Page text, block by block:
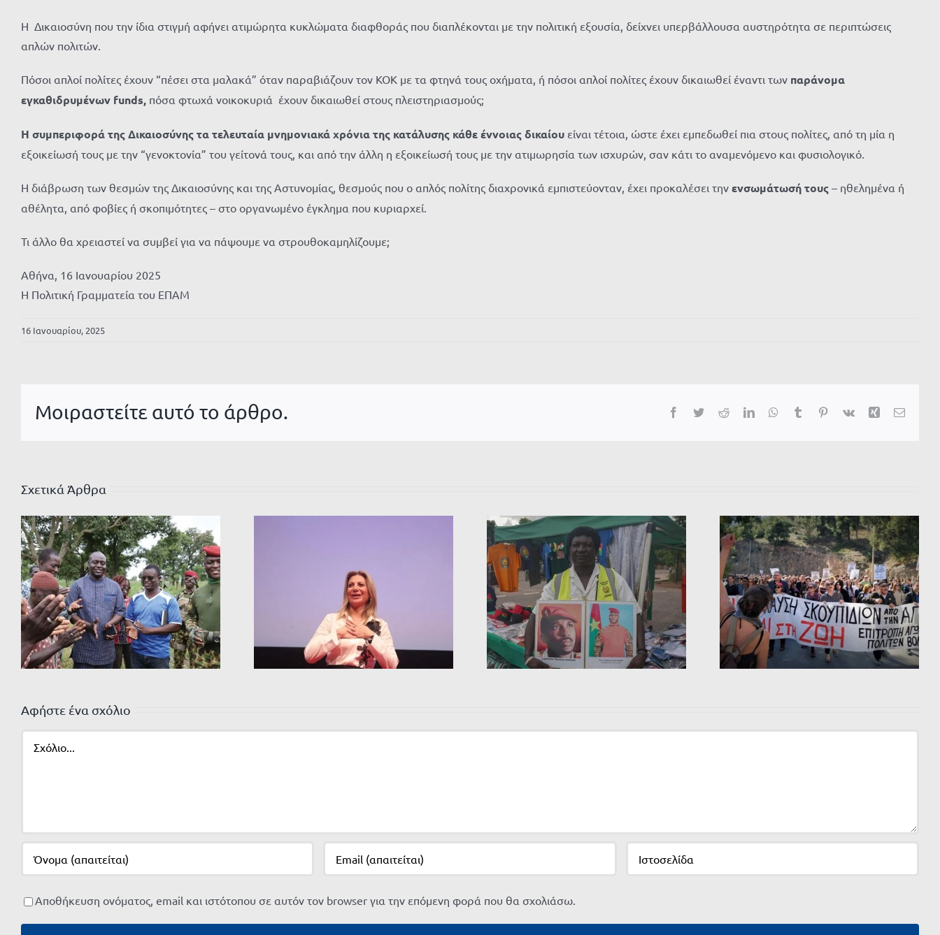
Η Δικαιοσύνη που την ίδια στιγμή αφήνει ατιμώρητα κυκλώματα διαφθοράς που διαπλέκονται με την πολιτική εξουσία, δείχνει υπερβάλλουσα αυστηρότητα σε περιπτώσεις
απλών πολιτών.
Πόσοι απλοί πολίτες έχουν “πέσει στα μαλακά” όταν παραβιάζουν τον ΚΟΚ με τα φτηνά τους οχήματα, ή πόσοι απλοί πολίτες έχουν δικαιωθεί έναντι των παράνομα
εγκαθιδρυμένων funds, πόσα φτωχά νοικoκυριά έχουν δικαιωθεί στους πλειστηριασμούς;
Η συμπεριφορά της Δικαιοσύνης τα τελευταία μνημονιακά χρόνια της κατάλυσης κάθε έννοιας δικαίου είναι τέτοια, ώστε έχει εμπεδωθεί πια στους πολίτες, από τη μία η
εξοικείωσή τους με την “γενοκτονία” του γείτονά τους, και από την άλλη η εξοικείωσή τους με την ατιμωρησία των ισχυρών, σαν κάτι το αναμενόμενο και φυσιολογικό.
Η διάβρωση των θεσμών της Δικαιοσύνης και της Αστυνομίας, θεσμούς που ο απλός πολίτης διαχρονικά εμπιστεύονταν, έχει προκαλέσει την ενσωμάτωσή τους – ηθελημένα ή
αθέλητα, από φοβίες ή σκοπιμότητες – στο οργανωμένο έγκλημα που κυριαρχεί.
Τι άλλο θα χρειαστεί να συμβεί για να πάψουμε να στρουθοκαμηλίζουμε;
Αθήνα, 16 Ιανουαρίου 2025
Η Πολιτική Γραμματεία του ΕΠΑΜ
16 Ιανουαρίου, 2025
Μοιραστείτε αυτό το άρθρο. Facebook
TwitterRedditLinkedInWhatsApp
Tumblr Pinterest
Vk Xing Email
Σχετικά Άρθρα
Αφήστε ένα σχόλιο
Αποθήκευση ονόματος, email και ιστότοπου σε αυτόν τον browser για την επόμενη φορά που θα σχολιάσω.